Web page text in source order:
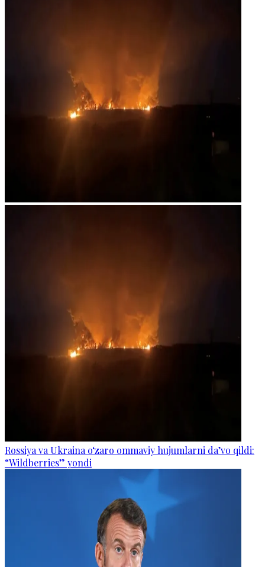
Rossiya va Ukraina o‘zaro ommaviy hujumlarni da’vo qildi:
“Wildberries” yondi